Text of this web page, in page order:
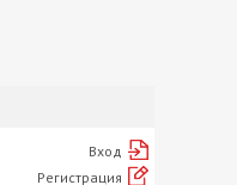
Вход
Регистрация